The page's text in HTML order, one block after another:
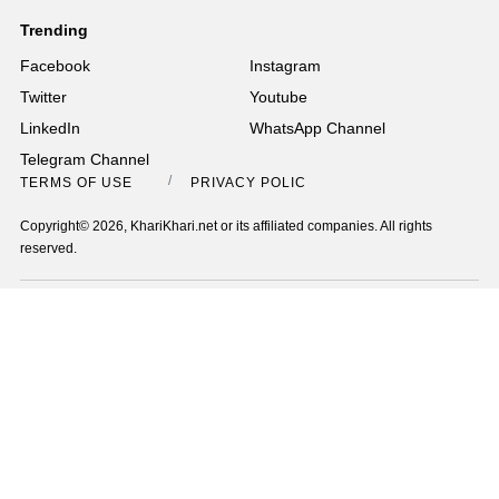
Trending
Facebook
Instagram
Twitter
Youtube
LinkedIn
WhatsApp Channel
Telegram Channel
TERMS OF USE PRIVACY POLICY
Copyright© 2026, KhariKhari.net or its affiliated companies. All rights
reserved.